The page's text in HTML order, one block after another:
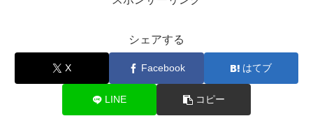
シェアする
X Facebook はてブ
LINE コピー